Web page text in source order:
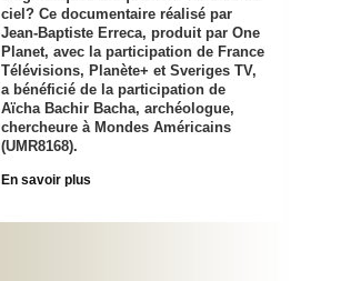
ciel? Ce documentaire réalisé par
Jean-Baptiste Erreca, produit par One
Planet, avec la participation de France
Télévisions, Planète+ et Sveriges TV,
a bénéficié de la participation de
Aïcha Bachir Bacha, archéologue,
chercheure à Mondes Américains
(UMR8168).
En savoir plus